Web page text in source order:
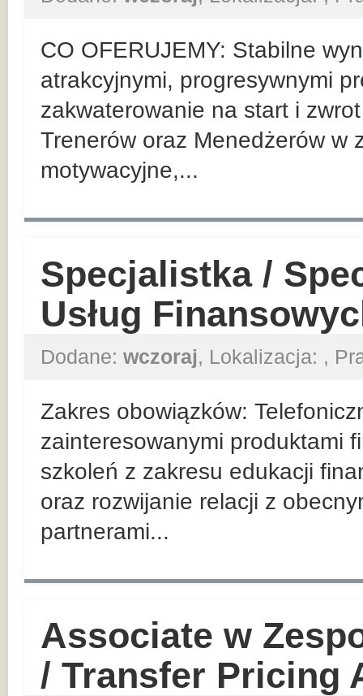
CO OFERUJEMY: Stabilne
atrakcyjnymi, progresywnymi
zakwaterowanie na start i
Trenerów oraz Menedżerów w
motywacyjne,...
Specjalistka /
Usług
Dodane: wczoraj, Lokalizacja: ,
Zakres obowiązków:
zainteresowanymi produktami
szkoleń z zakresu edukacji
oraz rozwijanie relacji z
partnerami...
Associate w
/ Transfer Pricing